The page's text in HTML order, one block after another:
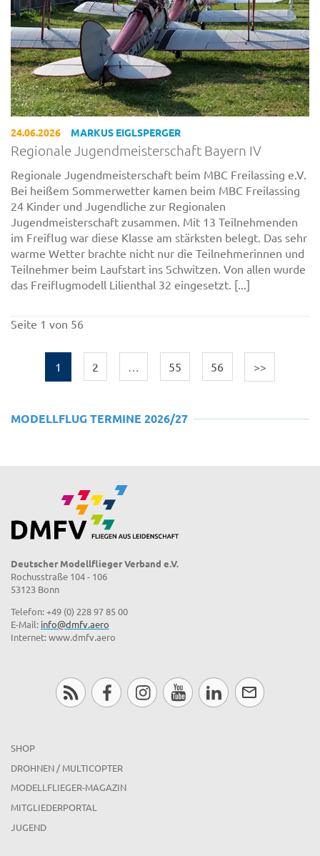
24.06.2026 MARKUS EIGLSPERGER
Regionale Jugendmeisterschaft Bayern IV
Regionale Jugendmeisterschaft beim MBC Freilassing e.V.
Bei heißem Sommerwetter kamen beim MBC Freilassing
24 Kinder und Jugendliche zur Regionalen
Jugendmeisterschaft zusammen. Mit 13 Teilnehmenden
im Freiflug war diese Klasse am stärksten belegt. Das sehr
warme Wetter brachte nicht nur die Teilnehmerinnen und
Teilnehmer beim Laufstart ins Schwitzen. Von allen wurde
das Freiflugmodell Lilienthal 32 eingesetzt. [...]
Seite 1 von 56
1 2 … 55 56 >>
MODELLFLUG TERMINE 2026/27
Deutscher Modellflieger Verband e.V.
Rochusstraße 104 - 106
53123 Bonn
Telefon: +49 (0) 228 97 85 00
E-Mail: info@dmfv.aero
Internet: www.dmfv.aero
SHOP
DROHNEN / MULTICOPTER
MODELLFLIEGER-MAGAZIN
MITGLIEDERPORTAL
JUGEND